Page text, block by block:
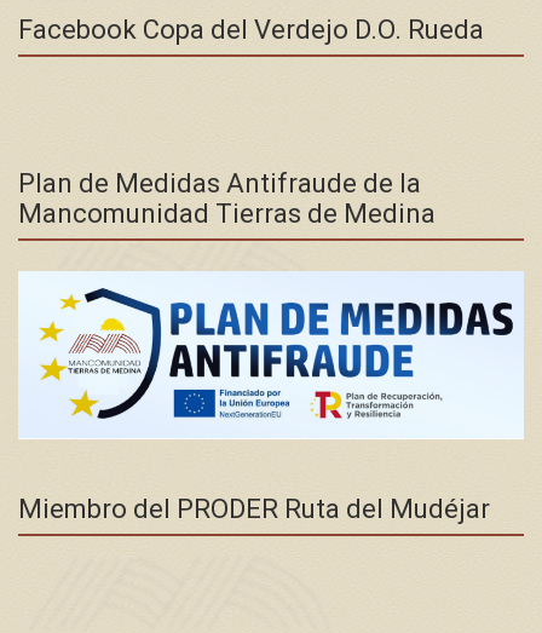
Facebook Copa del Verdejo D.O. Rueda
Plan de Medidas Antifraude de la
Mancomunidad Tierras de Medina
Miembro del PRODER Ruta del Mudéjar